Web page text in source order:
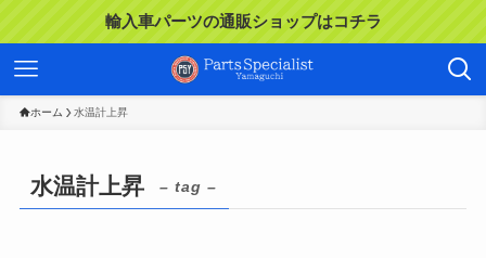
輸入車パーツの通販ショップはコチラ
ホーム 水温計上昇
水温計上昇 – tag –